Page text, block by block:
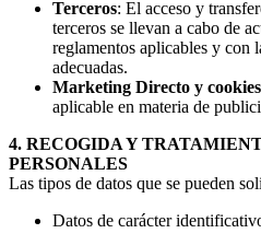
Terceros: El acceso y
terceros se llevan a cabo de
reglamentos aplicables y con
adecuadas.
Marketing Directo y cookies
aplicable en materia de
4. RECOGIDA Y
PERSONALES
Las tipos de datos que se pueden
Datos de carácter